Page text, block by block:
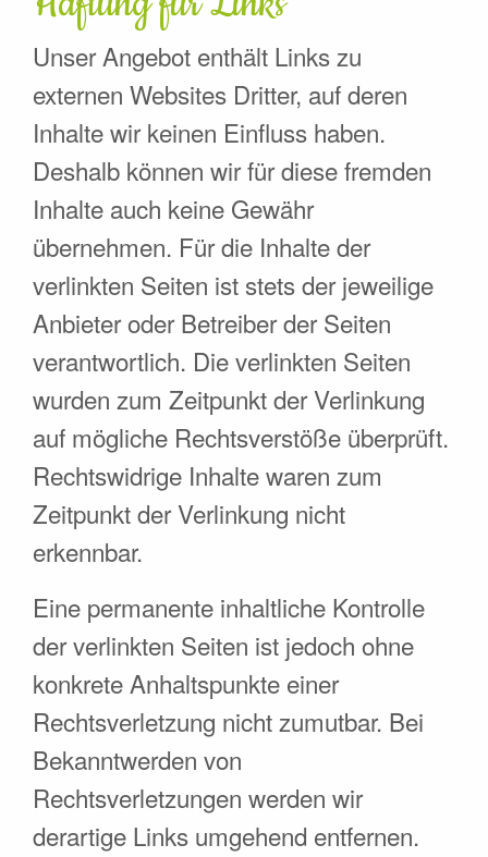
Unser Angebot enthält Links zu
externen Websites Dritter, auf deren
Inhalte wir keinen Einfluss haben.
Deshalb können wir für diese fremden
Inhalte auch keine Gewähr
übernehmen. Für die Inhalte der
verlinkten Seiten ist stets der jeweilige
Anbieter oder Betreiber der Seiten
verantwortlich. Die verlinkten Seiten
wurden zum Zeitpunkt der Verlinkung
auf mögliche Rechtsverstöße überprüft.
Rechtswidrige Inhalte waren zum
Zeitpunkt der Verlinkung nicht
erkennbar.
Eine permanente inhaltliche Kontrolle
der verlinkten Seiten ist jedoch ohne
konkrete Anhaltspunkte einer
Rechtsverletzung nicht zumutbar. Bei
Bekanntwerden von
Rechtsverletzungen werden wir
derartige Links umgehend entfernen.